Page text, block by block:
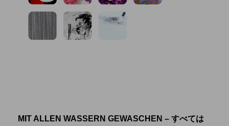
MIT ALLEN WASSERN GEWASCHEN – すべては